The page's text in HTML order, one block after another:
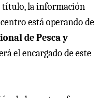
título, la información
está operando de
de Pesca y
el encargado de este